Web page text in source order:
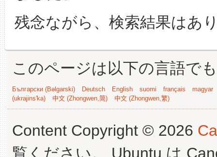
残念ながら、検索結果はあ
このページは以下の言語で
Български (Bəlgarski) Deutsch English suomi français
magyar
(ukrajins'ka)
中文 (Zhongwen,简) 中文 (Zhongwen,繁)
Content Copyright © 2026
覧ください。 Ubuntu は